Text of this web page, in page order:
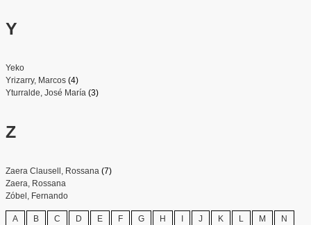
Y
Yeko
Yrizarry, Marcos(4)
Yturralde, José María (3)
Z
Zaera Clausell, Rossana (7)
Zaera, Rossana
Zóbel, Fernando
A B C D E F G H J K L M
N